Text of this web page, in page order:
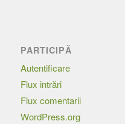
PARTICIPĂ
Autentificare
Flux intrări
Flux comentarii
WordPress.org